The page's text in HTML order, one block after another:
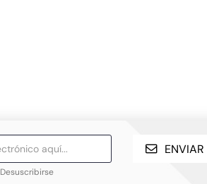
ENVIAR
Desuscribirse